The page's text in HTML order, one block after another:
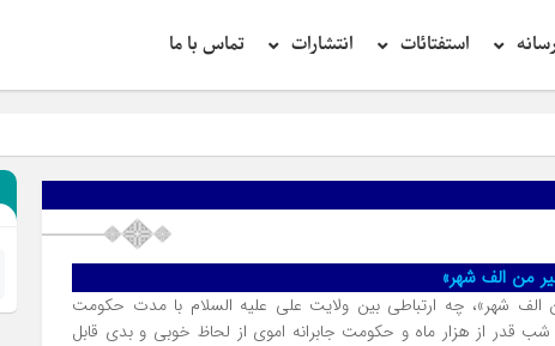
استفتائات انتشارات تماس با ما
من الف شهر»
الف شهر»، چه ارتباطى بین ولایت على علیه السلام با مدت حکومت
شب قدر از هزار ماه و حکومت جابرانه اموى از لحاظ خوبى و بدى قابل